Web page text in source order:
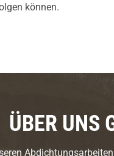
können.
ÜBER UNS